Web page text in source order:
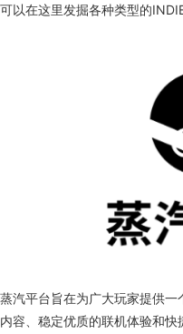
可以在这里发掘各种类型的INDIE
蒸汽平台旨在为广大玩家提供
内容、稳定优质的联机体验和